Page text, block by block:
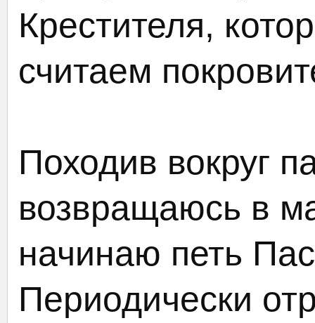
Крестителя,
считаем
Походив вокруг
возвращаюсь в
начинаю петь
Периодически